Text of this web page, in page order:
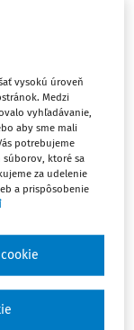
a jeho
vysokú úroveň
Medzi
vyhľadávanie,
aby sme mali
potrebujeme
súborov, ktoré sa
za udelenie
a prispôsobenie